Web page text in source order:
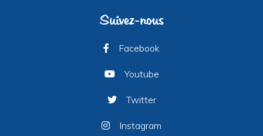
Suivez-nous
Facebook
Youtube
Twitter
Instagram